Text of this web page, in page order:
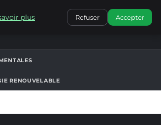
CONTACT
RENOUVELABLE
plus Refuser Accepter